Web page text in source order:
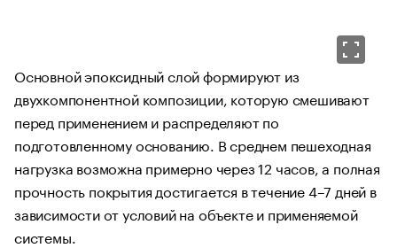
Основной эпоксидный слой формируют из
двухкомпонентной композиции, которую смешивают
перед применением и распределяют по
подготовленному основанию. В среднем пешеходная
нагрузка возможна примерно через 12 часов, а полная
прочность покрытия достигается в течение 4–7 дней в
зависимости от условий на объекте и применяемой
системы.